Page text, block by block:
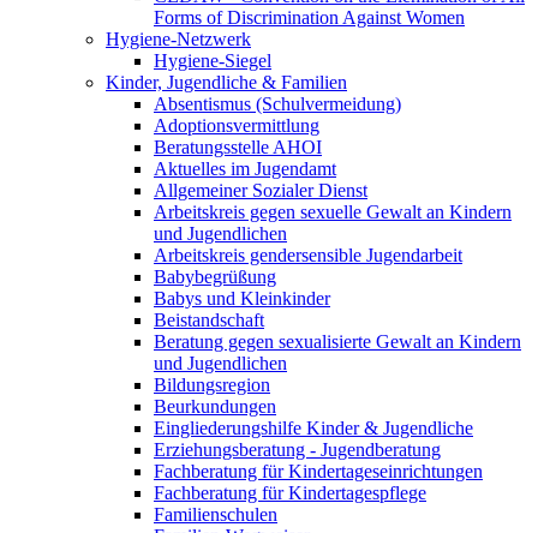
Forms of Discrimination Against Women
Hygiene-Netzwerk
Hygiene-Siegel
Kinder, Jugendliche & Familien
Absentismus (Schulvermeidung)
Adoptionsvermittlung
Beratungsstelle AHOI
Aktuelles im Jugendamt
Allgemeiner Sozialer Dienst
Arbeitskreis gegen sexuelle Gewalt an Kindern
und Jugendlichen
Arbeitskreis gendersensible Jugendarbeit
Babybegrüßung
Babys und Kleinkinder
Beistandschaft
Beratung gegen sexualisierte Gewalt an Kindern
und Jugendlichen
Bildungsregion
Beurkundungen
Eingliederungshilfe Kinder & Jugendliche
Erziehungsberatung - Jugendberatung
Fachberatung für Kindertageseinrichtungen
Fachberatung für Kindertagespflege
Familienschulen